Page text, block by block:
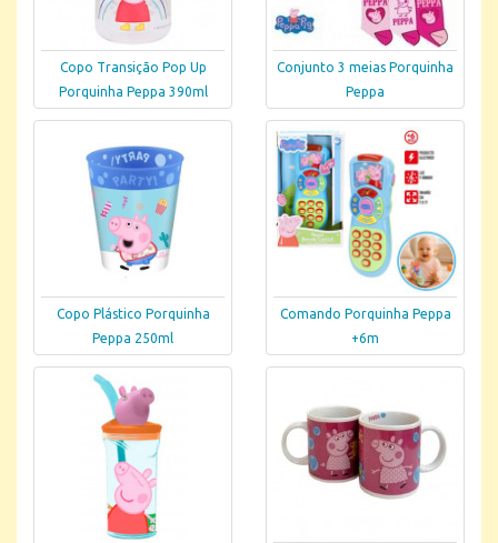
Copo Transição Pop Up
Porquinha Peppa 390ml
Conjunto 3 meias Porquinha
Peppa
Copo Plástico Porquinha
Peppa 250ml
Comando Porquinha Peppa
+6m